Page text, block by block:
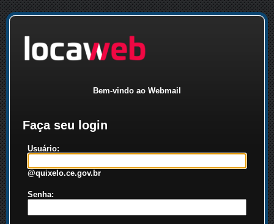
Bem-vindo ao Webmail
Faça seu login
Usuário:
@quixelo.ce.gov.br
Senha: